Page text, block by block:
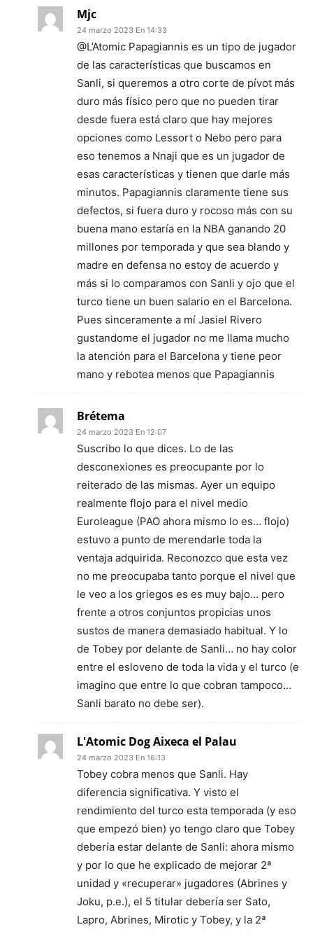
Mjc
24 marzo 2023 En 14:33
@L’Atomic Papagiannis es un tipo de jugador
de las características que buscamos en
Sanli, si queremos a otro corte de pívot más
duro más físico pero que no pueden tirar
desde fuera está claro que hay mejores
opciones como Lessort o Nebo pero para
eso tenemos a Nnaji que es un jugador de
esas características y tienen que darle más
minutos. Papagiannis claramente tiene sus
defectos, si fuera duro y rocoso más con su
buena mano estaría en la NBA ganando 20
millones por temporada y que sea blando y
madre en defensa no estoy de acuerdo y
más si lo comparamos con Sanli y ojo que el
turco tiene un buen salario en el Barcelona.
Pues sinceramente a mí Jasiel Rivero
gustandome el jugador no me llama mucho
la atención para el Barcelona y tiene peor
mano y rebotea menos que Papagiannis
Brétema
24 marzo 2023 En 12:07
Suscribo lo que dices. Lo de las
desconexiones es preocupante por lo
reiterado de las mismas. Ayer un equipo
realmente flojo para el nivel medio
Euroleague (PAO ahora mismo lo es… flojo)
estuvo a punto de merendarle toda la
ventaja adquirida. Reconozco que esta vez
no me preocupaba tanto porque el nivel que
le veo a los griegos es es muy bajo… pero
frente a otros conjuntos propicias unos
sustos de manera demasiado habitual. Y lo
de Tobey por delante de Sanli… no hay color
entre el esloveno de toda la vida y el turco (e
imagino que entre lo que cobran tampoco…
Sanli barato no debe ser).
L'Atomic Dog Aixeca el Palau
24 marzo 2023 En 16:13
Tobey cobra menos que Sanli. Hay
diferencia significativa. Y visto el
rendimiento del turco esta temporada (y eso
que empezó bien) yo tengo claro que Tobey
debería estar delante de Sanli: ahora mismo
y por lo que he explicado de mejorar 2ª
unidad y «recuperar» jugadores (Abrines y
Joku, p.e.), el 5 titular debería ser Sato,
Lapro, Abrines, Mirotic y Tobey, y la 2ª